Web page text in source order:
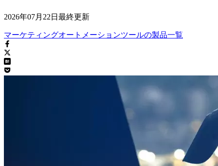
2026年07月22日 最終更新
マーケティングオートメーションツールの製品一覧